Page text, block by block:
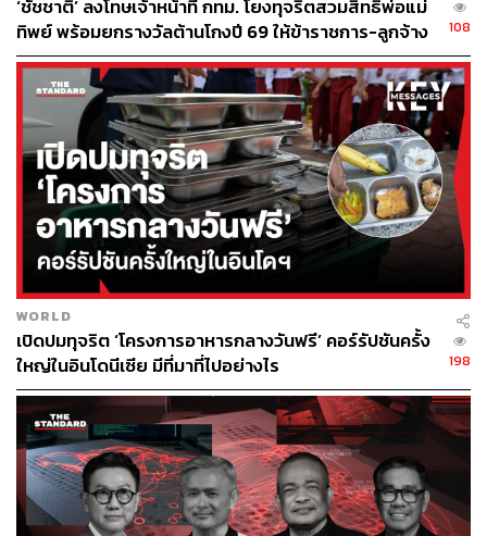
‘ชัชชาติ’ ลงโทษเจ้าหน้าที่ กทม. โยงทุจริตสวมสิทธิ์พ่อแม่
ทิพย์ พร้อมยกรางวัลต้านโกงปี 69 ให้ข้าราชการ-ลูกจ้าง
ทุกคน
108
WORLD
เปิดปมทุจริต ‘โครงการอาหารกลางวันฟรี’ คอร์รัปชันครั้ง
ใหญ่ในอินโดนีเซีย มีที่มาที่ไปอย่างไร
198